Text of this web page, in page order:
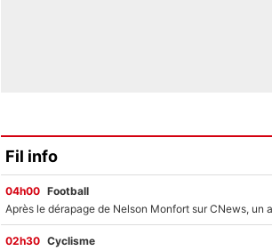
Fil info
04h00 Football
02h30 Cyclisme